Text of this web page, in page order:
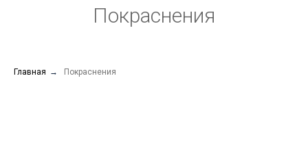
Покраснения
Главная → Покраснения